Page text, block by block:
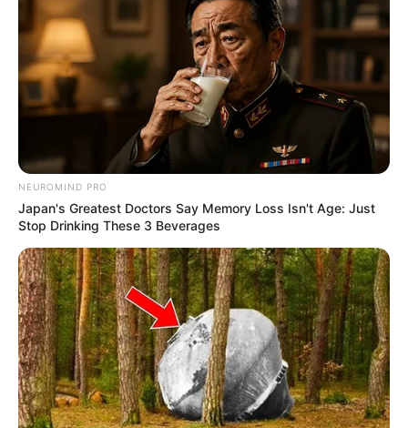
Seja nonatal, aniversário ou em outras datas
comemorativas, receber e dar presentes é sempre
algo muito prazeroso de se fazer. Mas antes de
sabermos o que ganhamos, umaembalagem para
presentebem bonita já demonstra o carinho em
presentear.
NEUROMIND PRO
Japan's Greatest Doctors Say Memory Loss Isn't Age: Just
Stop Drinking These 3 Beverages